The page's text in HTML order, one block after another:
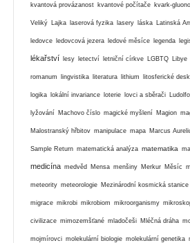
kvantová provázanost kvantové počítače kvark-
Veliký Lajka laserová fyzika lasery láska Latinská
ledovce ledovcová jezera ledové měsíce legenda
lékařství lesy letectví letniční církve LGBTQ Libye
romanum lingvistika literatura lithium litosferické
logika lokální invariance loterie lovci a sběrači
lyžování Machovo číslo magické myšlení Magion
Malostranský hřbitov manipulace mapa Marcus
Sample Return matematická analýza matematika
medicína medvěd Mensa menšiny Merkur Měsíc
meteority meteorologie Mezinárodní kosmická stanice
migrace mikrobi mikrobiom mikroorganismy
civilizace mimozemšťané mladočeši Mléčná dráha
mojmírovci molekulární biologie molekulární genetika